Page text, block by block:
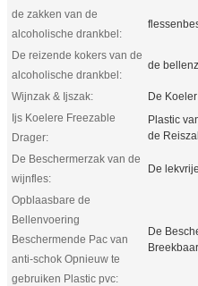
de zakken van de
alcoholische drankbel:
De reizende kokers van de
alcoholische drankbel:
de
Wijnzak & Ijszak:
De
Ijs Koelere Freezable
Drager:
Plastic
de
De Beschermerzak van de
wijnfles:
De
Opblaasbare de
Bellenvoering
Beschermende Pac van
anti-schok Opnieuw te
gebruiken Plastic pvc:
De
Breekbaar